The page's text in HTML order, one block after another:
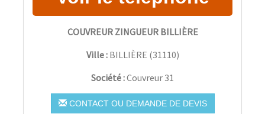
COUVREUR ZINGUEUR BILLIÈRE
Ville : BILLIÈRE (31110)
Société :Couvreur 31
CONTACT OU DEMANDE DE DEVIS